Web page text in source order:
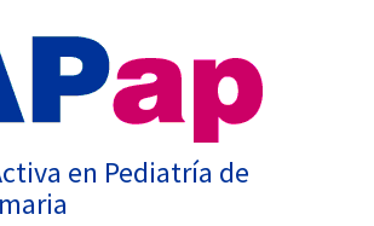
en Pediatría de